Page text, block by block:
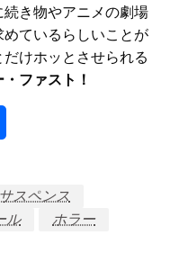
き物やアニメの劇場
ているらしいことが
けホッとさせられる
ファスト！
サスペンス
ル
ホラー